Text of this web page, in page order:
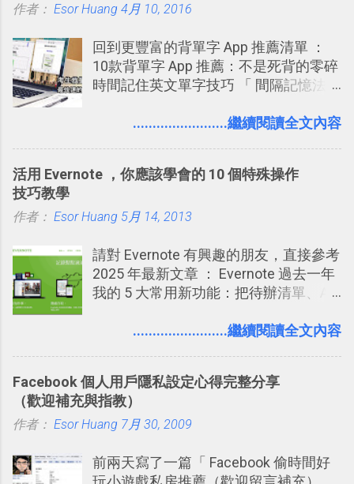
急時間管理四象限在 Trello 活用與範本
用 Trello？ 8個專案排程協作重點技巧
2017/6 新增： 如何用 Trello 規劃自助
旅行？我的 Trello 行程計畫使用技巧教
卡片不再落落長？專案管理的5個關鍵
子彈筆記？我的 Trello GTD 方法範例看
板分享
作者： Esor Huang 4月 10, 2016
回到更豐富的背單字 App 推薦清單 ：
10款背單字 App 推薦：不是死背的零碎
時間記住英文單字技巧 「 間隔記憶法
短期記憶變成長期記憶。 舉例來說我今
強；然後下次快要忘記可能變成相隔一
化，讓記憶延長到可能半個月；那時候
來一個月的記憶長度！就這樣反覆慢慢
拉長時間練習，就能讓一個東西成為腦
海中更深刻的記憶。 問題是，當我們一
要準備數百個考試問題時，自己手動進
練習的記憶卡片，自動規劃要延期複習
的卡片，每天自動產生記憶練習題，這
樣的軟體中最受好評的，或許就是今天
........................繼續閱讀全文內容
活用 Evernote ，你應該學會的 10 個特殊操作
技巧教學
作者： Esor Huang 5月 14, 2013
請對 Evernote 有興趣的朋友，直接參考
2025 年最新文章 ： Evernote 過去一年
我的 5 大常用新功能：把待辦清單、AI
介紹文章： 把不同筆記中的待辦清單統
大綱收合、目錄連結、錨點連結，整理
超長筆記應用案例分享 新功能教學： 會
議記錄不麻煩！我常用兩個 Evernote AI
學： Evernote 新增類似 Google 文件的
........................繼續閱讀全文內容
Facebook 個人用戶隱私設定心得完整分享
（歡迎補充與指教）
作者： Esor Huang 7月 30, 2009
前兩天寫了一篇「 Facebook 偷時間好